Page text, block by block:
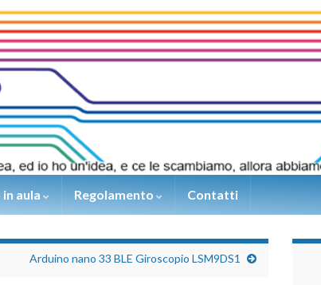
aula Regolamento Contatti
Arduino nano 33 BLE Giroscopio LSM9DS1